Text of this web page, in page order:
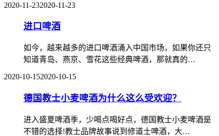
2020-11-232020-11-23
进口啤酒
如今，越来越多的进口啤酒涌入中国市场，如果你还只
知道青岛、燕京、雪花这些经典啤酒，那就真的…
2020-10-152020-10-15
德国教士小麦啤酒为什么这么受欢迎？
进入盛夏啤酒季，少喝点喝好点，德国教士小麦啤酒是
不错的选择!教士品牌故事说到修道士啤酒，大…